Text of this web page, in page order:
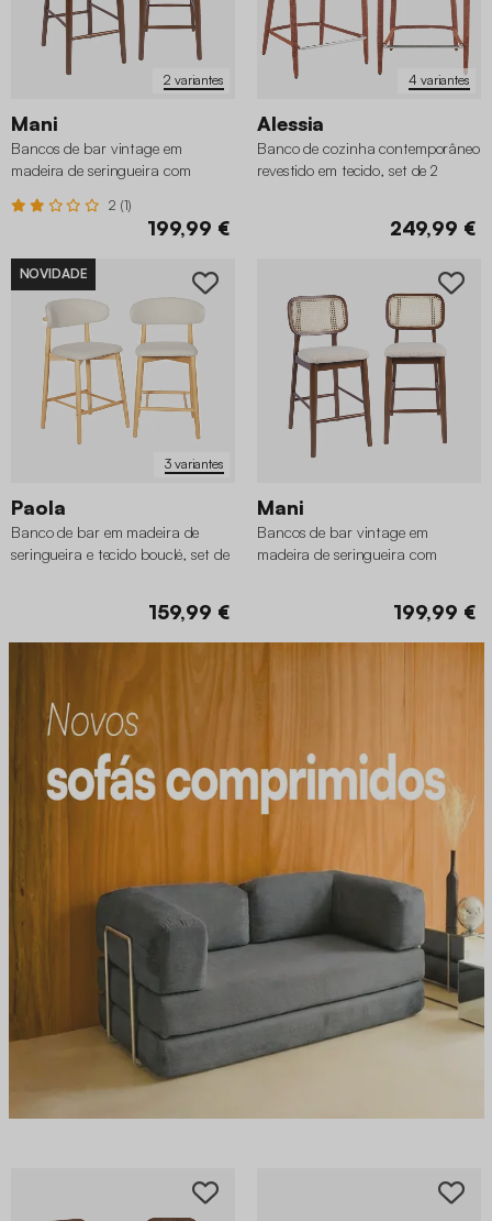
2 variantes
Mani
Bancos de bar vintage em
madeira de seringueira com
2 (1)
199,99 €
4 variantes
Alessia
Banco de cozinha contemporâneo
revestido em tecido, set de 2
249,99 €
3 variantes
NOVIDADE
Paola
Banco de bar em madeira de
seringueira e tecido bouclé, set de
159,99 €
Mani
Bancos de bar vintage em
madeira de seringueira com
199,99 €